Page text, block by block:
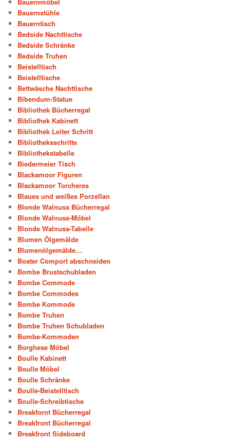
Bauernstühle
Bauerntisch
Bedside Nachttische
Bedside Schränke
Bedside Truhen
Beistelltisch
Beistelltische
Bettwäsche Nachttische
Bibendum-Statue
Bibliothek Bücherregal
Bibliothek Kabinett
Bibliothek Leiter Schritt
Bibliotheksschritte
Bibliothekstabelle
Biedermeier Tisch
Blackamoor Figuren
Blackamoor Torcheres
Blaues und weißes Porzellan
Blonde Walnuss Bücherregal
Blonde Walnuss-Möbel
Blonde Walnuss-Tabelle
Blumen Ölgemälde
Blumenölgemälde…
Boater Comport abschneiden
Bombe Brustschubladen
Bombe Commode
Bombe Commodes
Bombe Kommode
Bombe Truhen
Bombe Truhen Schubladen
Bombe-Kommoden
Borghese Möbel
Boulle Kabinett
Boulle Möbel
Boulle Schränke
Boulle-Beistelltisch
Boulle-Schreibtische
Breakfornt Bücherregal
Breakfront Bücherregal
Breakfront Sideboard